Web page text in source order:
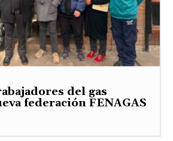
del gas
federación FENAGAS